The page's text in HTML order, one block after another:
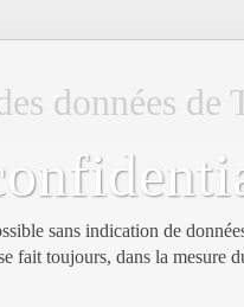
données
sans indication de
fait toujours, dans la mesure